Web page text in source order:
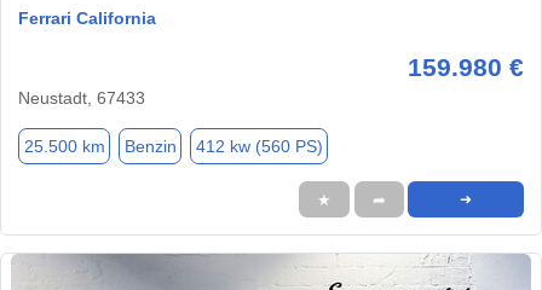
Ferrari California
159.980 €
Neustadt, 67433
25.500 km Benzin 412 kw (560 PS)
★ ➦ ➜